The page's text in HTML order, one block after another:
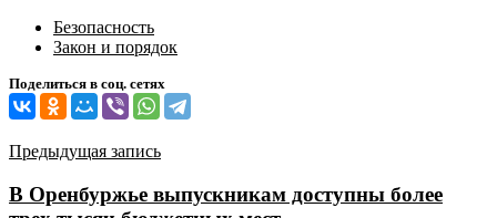
Безопасность
Закон и порядок
Поделиться в соц. сетях
Навигация
по
Предыдущая запись
В Оренбуржье выпускникам доступны более